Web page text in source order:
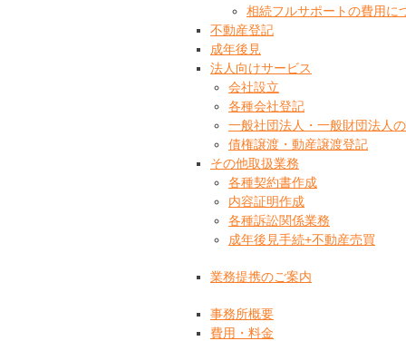
相続フルサポートの費用に
不動産登記
成年後見
法人向けサービス
会社設立
各種会社登記
一般社団法人・一般財団法人
債権譲渡・動産譲渡登記
その他取扱業務
各種契約書作成
内容証明作成
各種訴訟関係業務
成年後見手続+不動産売買
業務提携のご案内
事務所概要
費用・料金